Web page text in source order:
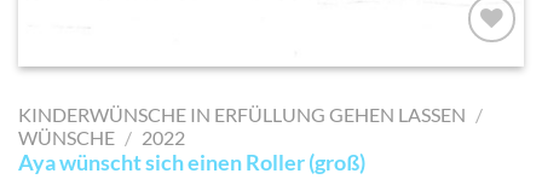
AUF MEINE
SETZEN
KINDERWÜNSCHE IN ERFÜLLUNG GEHEN LASSEN /
WÜNSCHE / 2022
Aya wünscht sich einen Roller (groß)